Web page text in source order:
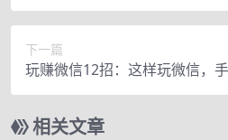
+
下一篇
玩赚微信12招：这样玩微信，
脉在家也能多赚10万
相关文章